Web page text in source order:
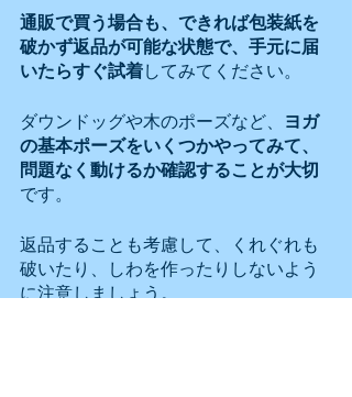
通販で買う場合も、できれば包装紙を
破かず返品が可能な状態で、手元に届
いたらすぐ試着してみてください。
ダウンドッグや木のポーズなど、
ヨガ
の基本ポーズをいくつかやってみて、
問題なく動けるか確認することが大切
です。
返品することも考慮して、くれぐれも
破いたり、しわを作ったりしないよう
に注意しましょう。